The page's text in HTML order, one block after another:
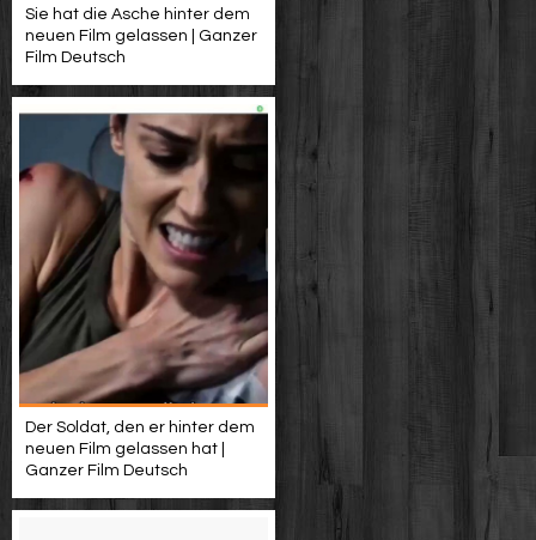
Sie hat die Asche hinter dem
neuen Film gelassen | Ganzer
Film Deutsch
Der Soldat, den er hinter dem
neuen Film gelassen hat |
Ganzer Film Deutsch